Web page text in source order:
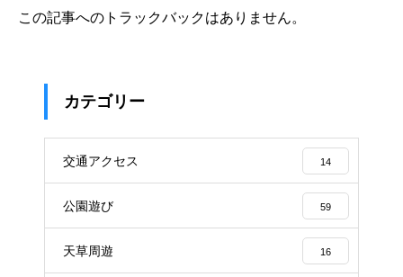
この記事へのトラックバックはありません。
カテゴリー
交通アクセス 14
公園遊び 59
天草周遊 16